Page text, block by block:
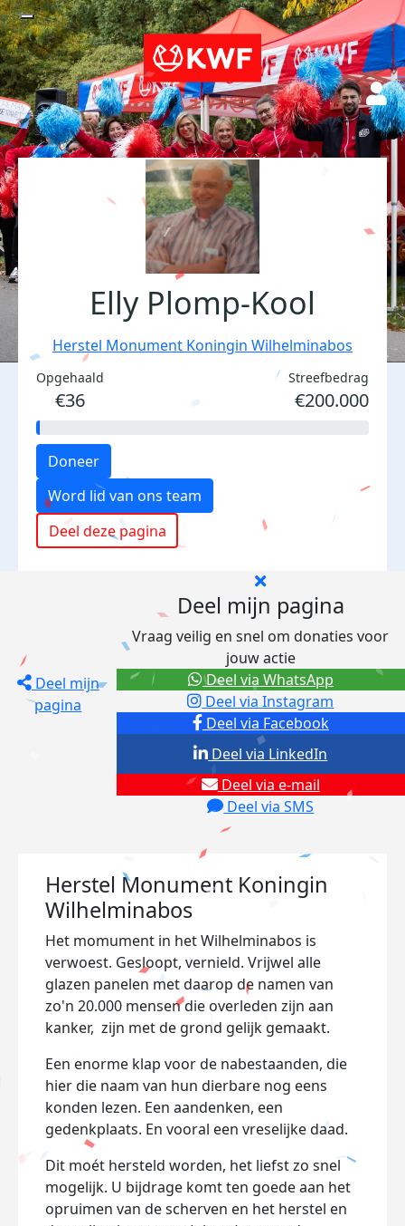
Elly Plomp-Kool
Herstel Monument Koningin Wilhelminabos
Opgehaald
€36
Streefbedrag
€200.000
Doneer
Word lid van ons team
Deel deze pagina
Deel mijn
pagina
Deel mijn pagina
Vraag veilig en snel om donaties voor
jouw actie
Deel via Facebook
Deel via Instagram
Deel via e-mail
Deel via SMS
Deel via LinkedIn
Deel via WhatsApp
Herstel Monument Koningin
Wilhelminabos
Het momument in het Wilhelminabos is
verwoest. Gesloopt, vernield. Vrijwel alle
glazen panelen met daarop de namen van
zo'n 20.000 mensen die overleden zijn aan
kanker, zijn met de grond gelijk gemaakt.
Een enorme klap voor de nabestaanden, die
hier die naam van hun dierbare nog eens
konden lezen. Een aandenken, een
gedenkplaats. En vooral een vreselijke daad.
Dit moét hersteld worden, het liefst zo snel
mogelijk. U bijdrage komt ten goede aan het
opruimen van de scherven en het herstel en